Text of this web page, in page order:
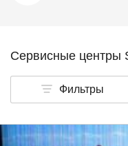
Сервисные центры
Фильтры